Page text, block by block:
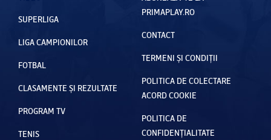
SUPERLIGA
LIGA CAMPIONILOR
FOTBAL
CLASAMENTE ȘI REZULTATE
PROGRAM TV
TENIS
PRIMAPLAY.RO
CONTACT
TERMENI ȘI CONDIȚII
POLITICA DE COLECTARE
ACORD COOKIE
POLITICA DE
CONFIDENȚIALITATE